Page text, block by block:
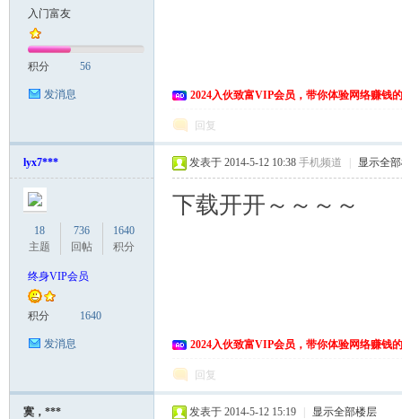
入门富友
积分 56
发消息 2024入伙致富VIP会员，带你体验网络赚钱
回复
lyx7***
18
主题
736
回帖
1640
积分
终身VIP会员
积分 1640
发消息
发表于 2014-5-12 10:38 手机频道 显示全
下载开开～～～～
2024入伙致富VIP会员，带你体验网络赚钱
回复
寞，*** 发表于 2014-5-12 15:19 显示全部楼层